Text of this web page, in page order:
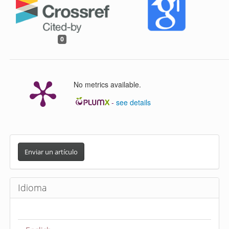
0
No metrics available.
-see details
E
v
i
a
Enviar un artículo
Idioma